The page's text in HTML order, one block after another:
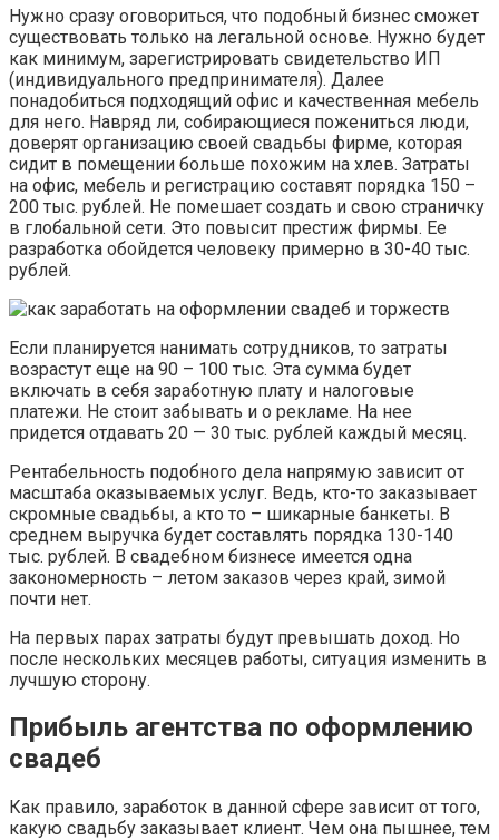
Нужно сразу оговориться, что подобный бизнес сможет
существовать только на легальной основе. Нужно будет
как минимум, зарегистрировать свидетельство ИП
(индивидуального предпринимателя). Далее
понадобиться подходящий офис и качественная мебель
для него. Навряд ли, собирающиеся пожениться люди,
доверят организацию своей свадьбы фирме, которая
сидит в помещении больше похожим на хлев. Затраты
на офис, мебель и регистрацию составят порядка 150 –
200 тыс. рублей. Не помешает создать и свою страничку
в глобальной сети. Это повысит престиж фирмы. Ее
разработка обойдется человеку примерно в 30-40 тыс.
рублей.
Если планируется нанимать сотрудников, то затраты
возрастут еще на 90 – 100 тыс. Эта сумма будет
включать в себя заработную плату и налоговые
платежи. Не стоит забывать и о рекламе. На нее
придется отдавать 20 — 30 тыс. рублей каждый месяц.
Рентабельность подобного дела напрямую зависит от
масштаба оказываемых услуг. Ведь, кто-то заказывает
скромные свадьбы, а кто то – шикарные банкеты. В
среднем выручка будет составлять порядка 130-140
тыс. рублей. В свадебном бизнесе имеется одна
закономерность – летом заказов через край, зимой
почти нет.
На первых парах затраты будут превышать доход. Но
после нескольких месяцев работы, ситуация изменить в
лучшую сторону.
Прибыль агентства по оформлению
свадеб
Как правило, заработок в данной сфере зависит от того,
какую свадьбу заказывает клиент. Чем она пышнее, тем